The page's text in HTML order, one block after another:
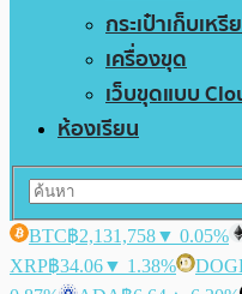
กระเป๋าเก็บเห
เครื่องขุด
เว็บขุดแบบ
ห้องเรียน
BTC฿2,131,758▼ 0.05%
XRP฿34.06▼ 1.38%